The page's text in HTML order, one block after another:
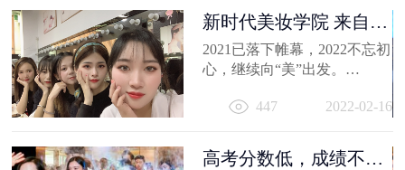
新时代美妆学院 来自
2021的回忆
2021已落下帷幕，2022不忘初
心，继续向“美”出发。
的小...
447 2022-02-16
高考分数低，成绩不理